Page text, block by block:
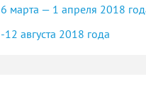
марта — 1 апреля 2018
августа 2018 года